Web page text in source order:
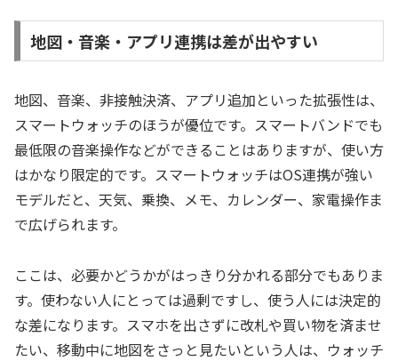
地図・音楽・アプリ連携は差が出やすい
地図、音楽、非接触決済、アプリ追加といった拡張性は、
スマートウォッチのほうが優位です。スマートバンドでも
最低限の音楽操作などができることはありますが、使い方
はかなり限定的です。スマートウォッチはOS連携が強い
モデルだと、天気、乗換、メモ、カレンダー、家電操作ま
で広げられます。
ここは、必要かどうかがはっきり分かれる部分でもありま
す。使わない人にとっては過剰ですし、使う人には決定的
な差になります。スマホを出さずに改札や買い物を済ませ
たい、移動中に地図をさっと見たいという人は、ウォッチ